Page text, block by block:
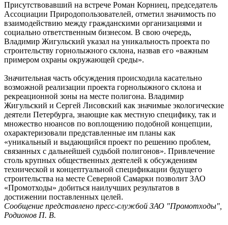
Присутствовавший на встрече Роман Корниец, председатель
Ассоциации Природопользователей, отметил значимость по
взаимодействию между гражданскими организациями и
социально ответственным бизнесом. В свою очередь,
Владимир Жигульский указал на уникальность проекта по
строительству горнолыжного склона, назвав его «важным
примером охраны окружающей среды».
Значительная часть обсуждения происходила касательно
возможной реализации проекта горнолыжного склона и
рекреационной зоны на месте полигона. Владимир
Жигульский и Сергей Лисовский как значимые экологические
деятели Петербурга, знающие как местную специфику, так и
множество нюансов по воплощению подобной концепции,
охарактеризовали представленные им планы как
«уникальный и выдающийся проект по решению проблем,
связанных с дальнейшей судьбой полигонов». Привлечение
столь крупных общественных деятелей к обсуждениям
технической и концептуальной спецификации будущего
строительства на месте Северной Самарки позволит ЗАО
«Промотходы» добиться наилучших результатов в
достижении поставленных целей.
Сообщение представлено пресс-службой ЗАО "Промотходы",
Родионов П. В.